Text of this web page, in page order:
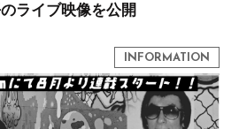
ライブ映像を公開